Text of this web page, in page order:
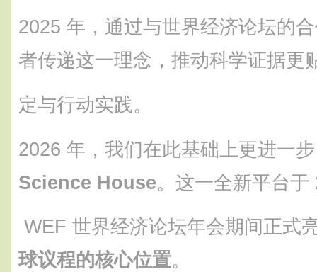
2025 年，通过与世界经济论坛的
者传递这一理念，推动科学证据更
定与行动实践。
2026 年，我们在此基础上更进一
Science House。这一全新平台
WEF 世界经济论坛年会期间正式
球议程的核心位置。